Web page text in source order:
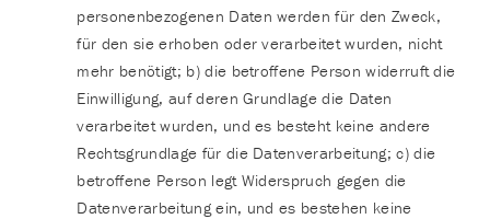
personenbezogenen Daten werden für den Zweck,
für den sie erhoben oder verarbeitet wurden, nicht
mehr benötigt; b) die betroffene Person widerruft die
Einwilligung, auf deren Grundlage die Daten
verarbeitet wurden, und es besteht keine andere
Rechtsgrundlage für die Datenverarbeitung; c) die
betroffene Person legt Widerspruch gegen die
Datenverarbeitung ein, und es bestehen keine